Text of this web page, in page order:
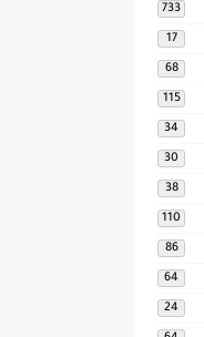
733
17
68
115
34
30
38
110
86
64
24